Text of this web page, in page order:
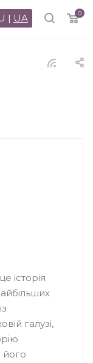
0
| UA
історія
галузі,
його